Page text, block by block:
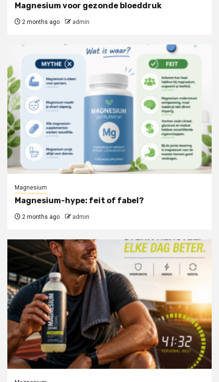
Magnesium voor gezonde bloeddruk
2 months ago admin
Magnesium
Magnesium-hype: feit of fabel?
2 months ago admin